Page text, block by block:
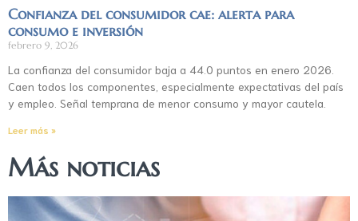
Confianza del consumidor cae: alerta para
consumo e inversión
febrero 9, 2026
La confianza del consumidor baja a 44.0 puntos en enero 2026.
Caen todos los componentes, especialmente expectativas del país
y empleo. Señal temprana de menor consumo y mayor cautela.
Leer más »
Más noticias